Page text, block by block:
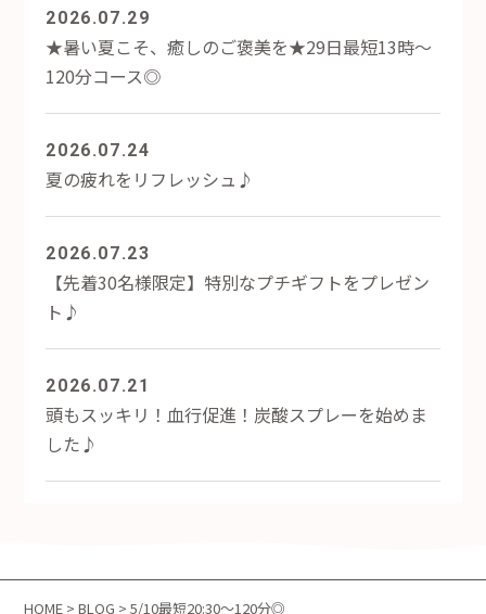
2026.07.29
★暑い夏こそ、癒しのご褒美を★29日最短13時～
120分コース◎
2026.07.24
夏の疲れをリフレッシュ♪
2026.07.23
【先着30名様限定】特別なプチギフトをプレゼン
ト♪
2026.07.21
頭もスッキリ！血行促進！炭酸スプレーを始めま
した♪
HOME >BLOG > 5/10最短20:30～120分◎